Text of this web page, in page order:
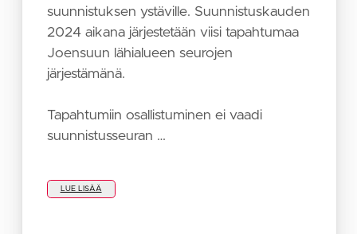
suunnistuksen ystäville. Suunnistuskauden
2024 aikana järjestetään viisi tapahtumaa
Joensuun lähialueen seurojen
järjestämänä.
Tapahtumiin osallistuminen ei vaadi
suunnistusseuran …
LUE LISÄÄ